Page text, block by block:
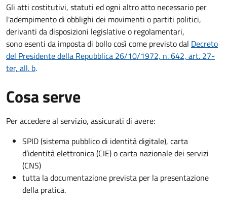
Gli atti costitutivi, statuti ed ogni altro atto necessario per
l'adempimento di obblighi dei movimenti o partiti politici,
derivanti da disposizioni legislative o regolamentari,
sonoesenti da imposta di bollocosì come previsto dal Decreto
del Presidente della Repubblica 26/10/1972, n. 642, art. 27-
ter, all. b.
Cosa serve
Per accedere al servizio, assicurati di avere:
SPID (sistema pubblico di identità digitale), carta
d’identità elettronica (CIE) o carta nazionale dei servizi
(CNS)
tutta la documentazione prevista per la presentazione
della pratica.